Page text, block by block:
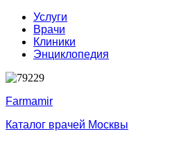
Услуги
Врачи
Клиники
Энциклопедия
Farmamir
Каталог врачей Москвы